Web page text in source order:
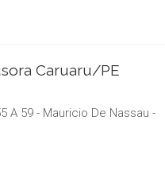
Caruaru/PE
A 59 - Mauricio De Nassau -